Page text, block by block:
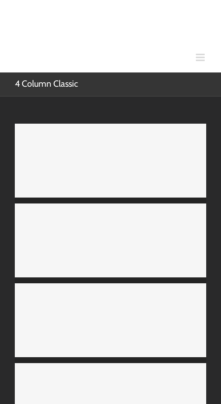
4 Column Classic